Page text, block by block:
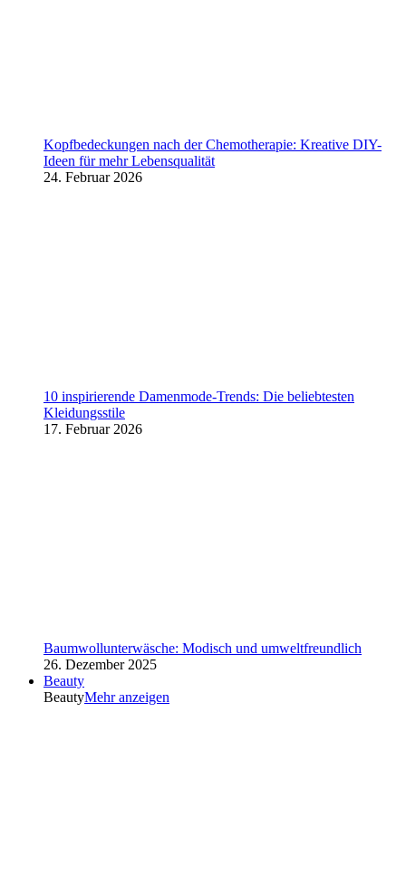
Kopfbedeckungen nach der Chemotherapie: Kreative DIY-
Ideen für mehr Lebensqualität
24. Februar 2026
10 inspirierende Damenmode-Trends: Die beliebtesten
Kleidungsstile
17. Februar 2026
Baumwollunterwäsche: Modisch und umweltfreundlich
26. Dezember 2025
Beauty
BeautyMehr anzeigen